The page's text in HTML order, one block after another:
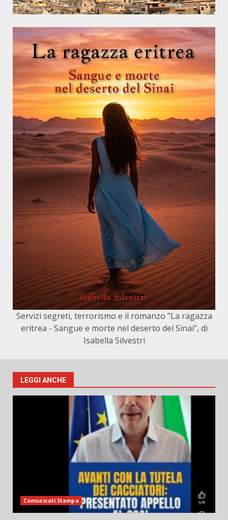
Servizi segreti, terrorismo e il romanzo "La ragazza
eritrea - Sangue e morte nel deserto del Sinai", di
Isabella Silvestri
LEGGI ANCHE
Comunicati Stampa